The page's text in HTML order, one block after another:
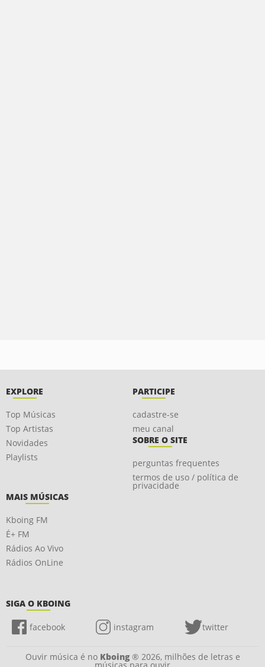
EXPLORE
Top Músicas
Top Artistas
Novidades
Playlists
PARTICIPE
cadastre-se
meu canal
SOBRE O SITE
perguntas frequentes
termos de uso / política de
privacidade
MAIS MÚSICAS
Kboing FM
É+ FM
Rádios Ao Vivo
Rádios OnLine
SIGA O KBOING
facebook instagram twitter
Ouvir música é no Kboing® 2026, milhões de letras e
músicas para ouvir